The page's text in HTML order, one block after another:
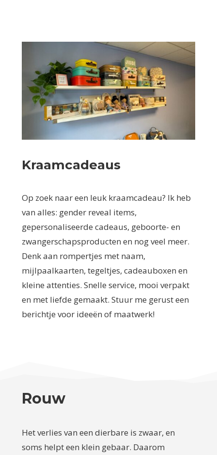
Kraamcadeaus
Op zoek naar een leuk kraamcadeau? Ik heb
van alles: gender reveal items,
gepersonaliseerde cadeaus, geboorte- en
zwangerschapsproducten en nog veel meer.
Denk aan rompertjes met naam,
mijlpaalkaarten, tegeltjes, cadeauboxen en
kleine attenties. Snelle service, mooi verpakt
en met liefde gemaakt. Stuur me gerust een
berichtje voor ideeën of maatwerk!
Rouw
Het verlies van een dierbare is zwaar, en
soms helpt een klein gebaar. Daarom